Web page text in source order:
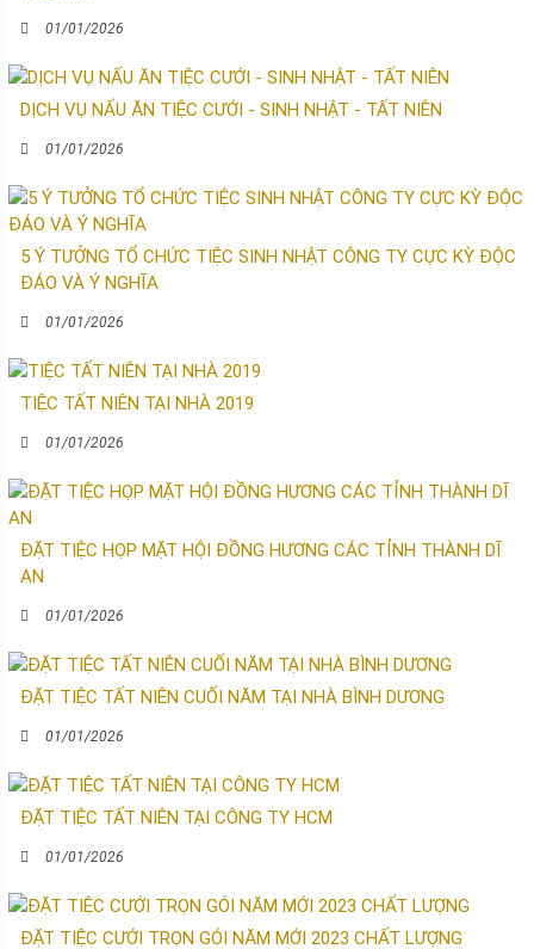
01/01/2026
DỊCH VỤ NẤU ĂN TIỆC CƯỚI - SINH NHẬT - TẤT NIÊN
01/01/2026
5 Ý TƯỞNG TỔ CHỨC TIỆC SINH NHẬT CÔNG TY CỰC KỲ ĐỘC
ĐÁO VÀ Ý NGHĨA
01/01/2026
TIỆC TẤT NIÊN TẠI NHÀ 2019
01/01/2026
ĐẶT TIỆC HỌP MẶT HỘI ĐỒNG HƯƠNG CÁC TỈNH THÀNH DĨ
AN
01/01/2026
ĐẶT TIỆC TẤT NIÊN CUỐI NĂM TẠI NHÀ BÌNH DƯƠNG
01/01/2026
ĐẶT TIỆC TẤT NIÊN TẠI CÔNG TY HCM
01/01/2026
ĐẶT TIỆC CƯỚI TRỌN GÓI NĂM MỚI 2023 CHẤT LƯỢNG